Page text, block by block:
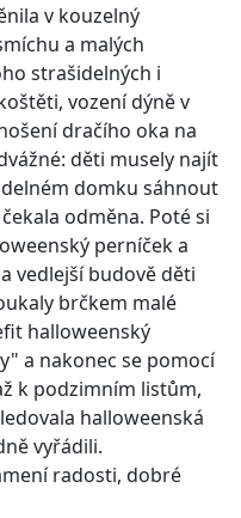
v kouzelný
a malých
strašidelných i
vození dýně v
dračího oka na
děti musely najít
domku sáhnout
odměna. Poté si
perníček a
vedlejší budově děti
brčkem malé
halloweenský
a nakonec se pomocí
k podzimním listům,
halloweenská
vyřádili.
radosti, dobré